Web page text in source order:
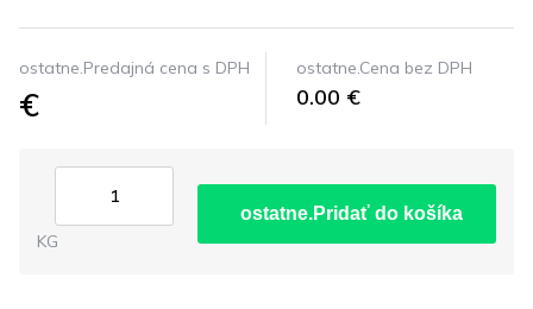
ostatne.Predajná cena s DPH
€
ostatne.Cena bez DPH
0.00 €
KG
ostatne.Pridať do košíka